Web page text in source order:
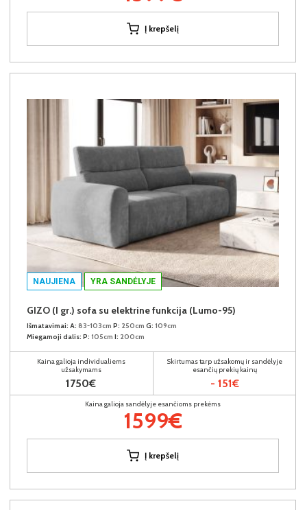
Į krepšelį
NAUJIENA YRA SANDĖLYJE
GIZO (I gr.) sofa su elektrine funkcija (Lumo-95)
Išmatavimai: A: 83-103cm P: 250cm G: 109cm
Miegamoji dalis: P: 105cm I: 200cm
Kaina galioja individualiems
užsakymams
1750€
Skirtumas tarp užsakomų ir sandėlyje
esančių prekių kainų
- 151€
Kaina galioja sandėlyje esančioms prekėms
1599€
Į krepšelį